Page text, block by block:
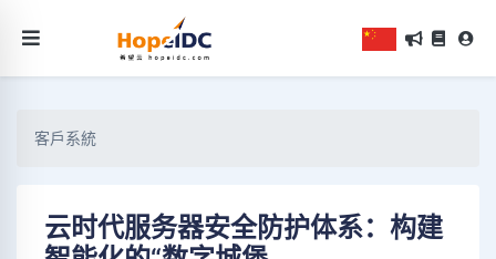
客戶系統
云时代服务器安全防护体系：构建